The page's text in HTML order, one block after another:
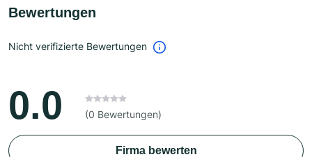
Bewertungen
Nicht verifizierte Bewertungen
0.0 (0 Bewertungen)
Firma bewerten